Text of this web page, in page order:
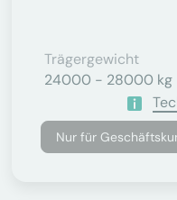
Trägergewicht
24000 - 28000 kg
Nur für